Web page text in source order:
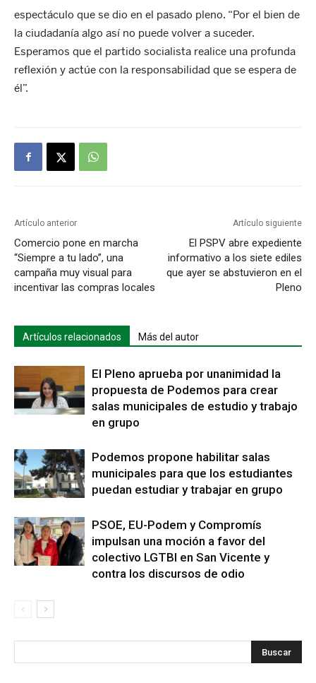
espectáculo que se dio en el pasado pleno. “Por el bien de
la ciudadanía algo así no puede volver a suceder.
Esperamos que el partido socialista realice una profunda
reflexión y actúe con la responsabilidad que se espera de
él”.
Artículo anterior
Comercio pone en marcha
“Siempre a tu lado”, una
campaña muy visual para
incentivar las compras locales
Artículo siguiente
El PSPV abre expediente
informativo a los siete ediles
que ayer se abstuvieron en el
Pleno
Artículos relacionados Más del autor
El Pleno aprueba por unanimidad la
propuesta de Podemos para crear
salas municipales de estudio y trabajo
en grupo
Podemos propone habilitar salas
municipales para que los estudiantes
puedan estudiar y trabajar en grupo
PSOE, EU-Podem y Compromís
impulsan una moción a favor del
colectivo LGTBI en San Vicente y
contra los discursos de odio